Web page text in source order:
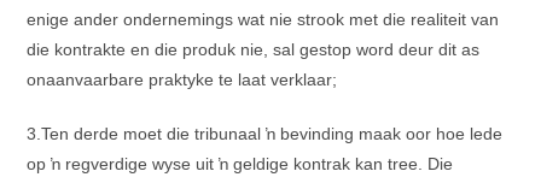
enige ander ondernemings wat nie strook met die realiteit van
die kontrakte en die produk nie, sal gestop word deur dit as
onaanvaarbare praktyke te laat verklaar;
3.Ten derde moet die tribunaal ŉ bevinding maak oor hoe lede
op ŉ regverdige wyse uit ŉ geldige kontrak kan tree. Die